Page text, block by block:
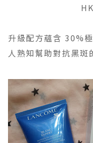
升級配方蘊含 30%
人熟知幫助對抗黑斑